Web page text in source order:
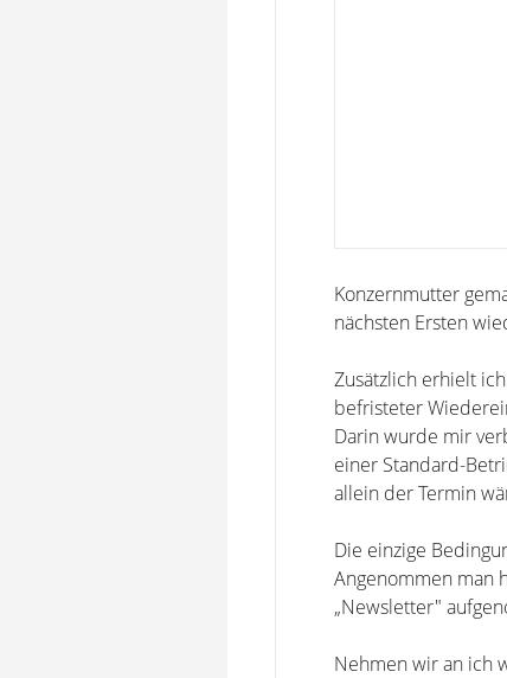
Konzernmutter
nächsten Ersten
Zusätzlich erhielt
befristeter
Darin wurde mir
einer Standard-
allein der Termin
Die einzige
Angenommen man
„Newsletter"
Nehmen wir an ich